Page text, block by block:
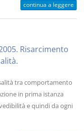
continua a leggere
Risarcimento
tra comportamento
in prima istanza
e quindi da ogni